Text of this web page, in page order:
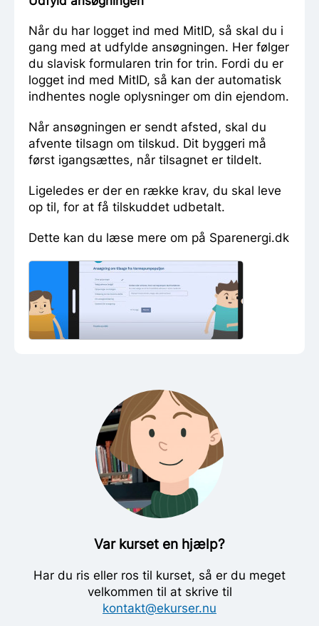
Når du har logget ind med MitID, så skal du i
gang med at udfylde ansøgningen. Her følger
du slavisk formularen trin for trin. Fordi du er
logget ind med MitID, så kan der automatisk
indhentes nogle oplysninger om din ejendom.
Når ansøgningen er sendt afsted, skal du
afvente tilsagn om tilskud. Dit byggeri må
først igangsættes, når tilsagnet er tildelt.
Ligeledes er der en række krav, du skal leve
op til, for at få tilskuddet udbetalt.
Dette kan du læse mere om på Sparenergi.dk
Var kurset en hjælp?
Har du ris eller ros til kurset, så er du meget
velkommen til at skrive til
kontakt@ekurser.nu